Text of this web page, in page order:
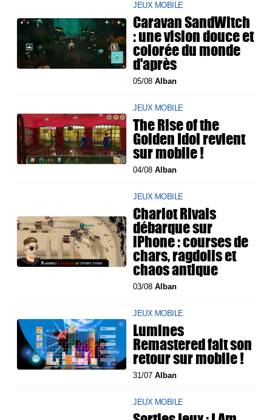
JEUX MOBILE
Caravan SandWitch
: une vision douce et
colorée du monde
d'après
05/08Alban
JEUX MOBILE
The Rise of the
Golden Idol revient
sur mobile !
04/08Alban
JEUX MOBILE
Chariot Rivals
débarque sur
iPhone : courses de
chars, ragdolls et
chaos antique
03/08Alban
JEUX MOBILE
Lumines
Remastered fait son
retour sur mobile !
31/07Alban
JEUX MOBILE